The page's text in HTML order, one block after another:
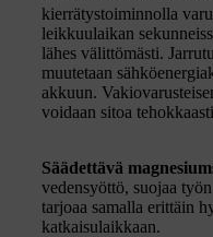
kierrätystoiminnolla
leikkuulaikan
lähes välittömästi.
muutetaan
akkuun.
voidaan sitoa
Säädettävä
vedensyöttö, suojaa
tarjoaa samalla erittäin
katkaisulaikkaan.